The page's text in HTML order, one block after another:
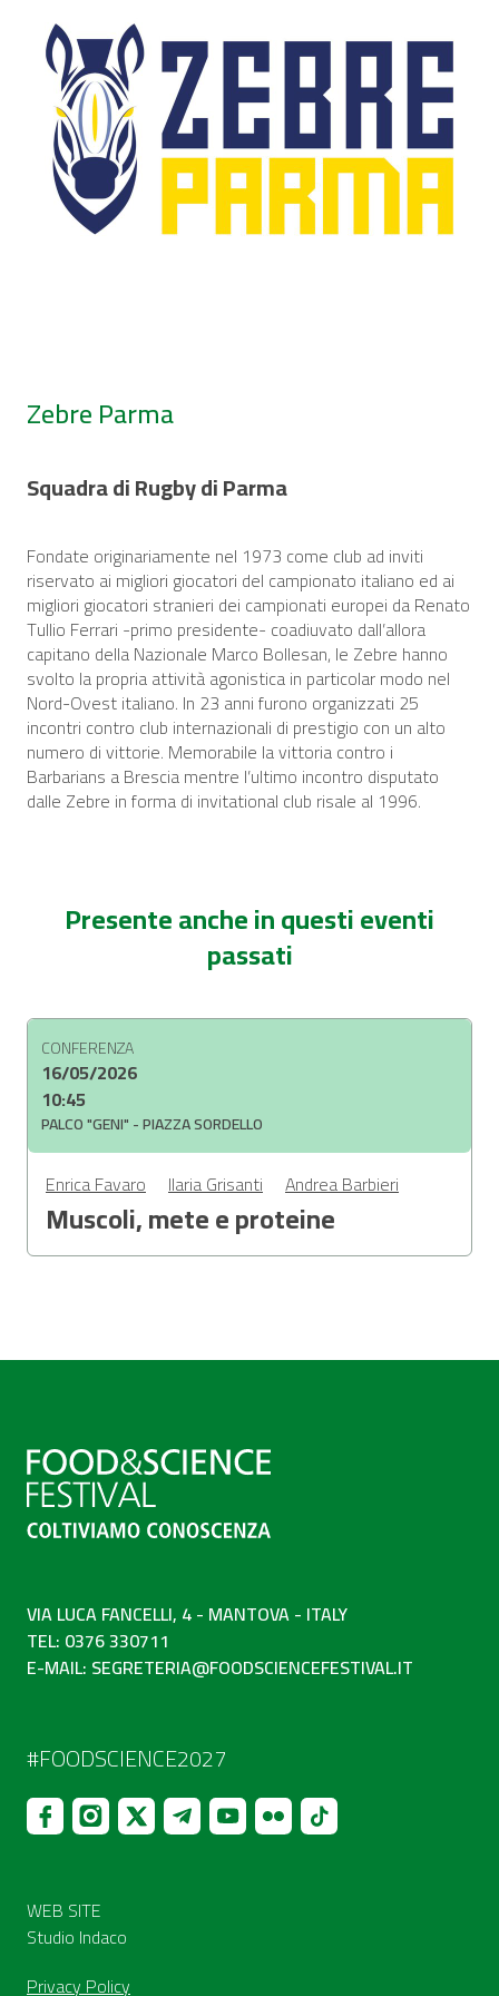
Zebre Parma
Squadra di Rugby di Parma
Fondate originariamente nel 1973 come club ad inviti
riservato ai migliori giocatori del campionato italiano ed ai
migliori giocatori stranieri dei campionati europei da Renato
Tullio Ferrari -primo presidente- coadiuvato dall’allora
capitano della Nazionale Marco Bollesan, le Zebre hanno
svolto la propria attività agonistica in particolar modo nel
Nord-Ovest italiano. In 23 anni furono organizzati 25
incontri contro club internazionali di prestigio con un alto
numero di vittorie. Memorabile la vittoria contro i
Barbarians a Brescia mentre l’ultimo incontro disputato
dalle Zebre in forma di invitational club risale al 1996.
Presente anche in questi eventi
passati
CONFERENZA
16/05/2026
10:45
PALCO "GENI" - PIAZZA SORDELLO
Enrica Favaro Ilaria Grisanti Andrea Barbieri
Muscoli, mete e proteine
VIA LUCA FANCELLI, 4 - MANTOVA - ITALY
TEL: 0376 330711
E-MAIL: SEGRETERIA@FOODSCIENCEFESTIVAL.IT
#FOODSCIENCE2027
WEB SITE
Studio Indaco
Privacy Policy